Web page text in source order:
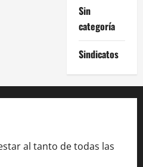
Sin
categoría
Sindicatos
al tanto de todas las